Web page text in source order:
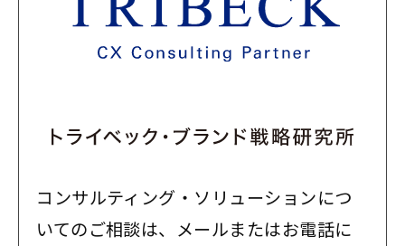
コンサルティング・ソリューションにつ
いてのご相談は、メールまたはお電話に